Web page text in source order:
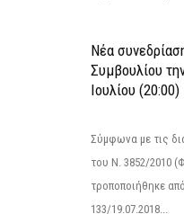
Νέα
Συμβουλίου
Ιουλίου (20:00)
Σύμφωνα με τις
του Ν. 3852/2010
τροποποιήθηκε
133/19.07.2018...